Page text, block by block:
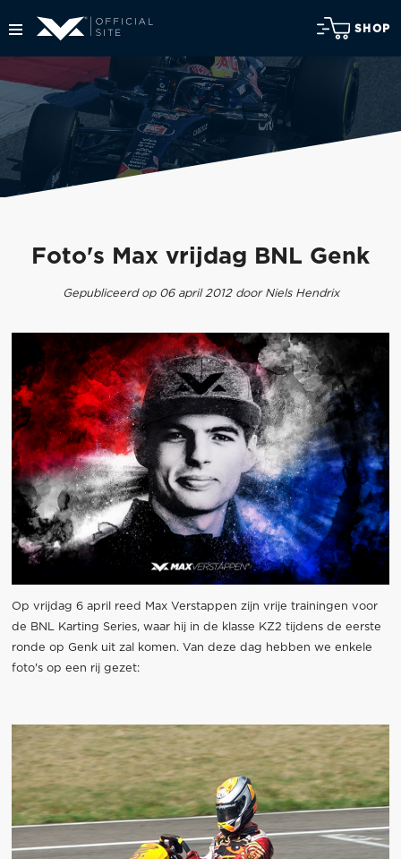
SHOP
Foto's Max vrijdag BNL Genk
Gepubliceerd op 06 april 2012 door Niels Hendrix
Op vrijdag 6 april reed Max Verstappen zijn vrije trainingen voor
de BNL Karting Series, waar hij in de klasse KZ2 tijdens de eerste
ronde op Genk uit zal komen. Van deze dag hebben we enkele
foto's op een rij gezet: